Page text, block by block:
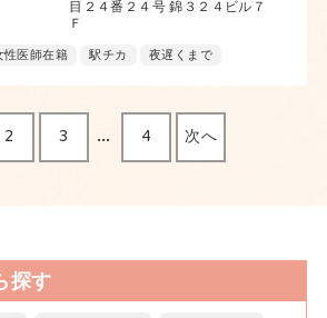
目２４番２４号 錦３２４ビル７
Ｆ
性医師在籍 駅チカ 夜遅くまで
2 3 … 4 次へ
探す